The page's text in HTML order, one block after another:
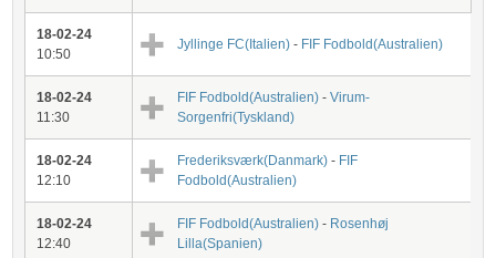
18-02-24
10:50
Jyllinge FC(Italien) - FIF Fodbold(Australien)
18-02-24
11:30
FIF Fodbold(Australien) -Virum-
Sorgenfri(Tyskland)
18-02-24
12:10
Frederiksværk(Danmark) - FIF
Fodbold(Australien)
18-02-24
12:40
FIF Fodbold(Australien) - Rosenhøj
Lilla(Spanien)